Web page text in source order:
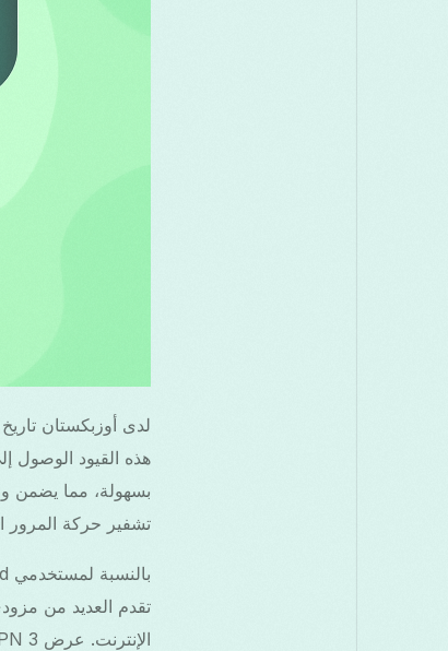
لدى أوزبكستان
تشفير حركة المرور